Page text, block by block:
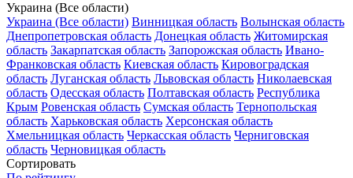
Украина (Все области)
Украина (Все области) Винницкая область Волынская область
Днепропетровская область Донецкая область Житомирская
область Закарпатская область Запорожская область Ивано-
Франковская область Киевская область Кировоградская
область Луганская область Львовская область Николаевская
область Одесская область Полтавская область Республика
Крым Ровенская область Сумская область Тернопольская
область Харьковская область Херсонская область
Хмельницкая область Черкасская область Черниговская
область Черновицкая область
Сортировать